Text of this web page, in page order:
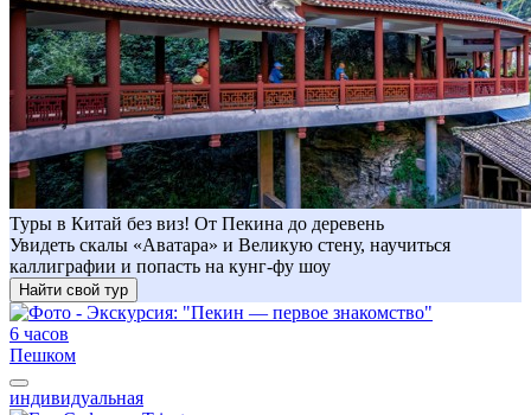
Туры в Китай без виз! От Пекина до деревень
Увидеть скалы «Аватара» и Великую стену, научиться
каллиграфии и попасть на кунг-фу шоу
Найти свой тур
6 часов
Пешком
индивидуальная